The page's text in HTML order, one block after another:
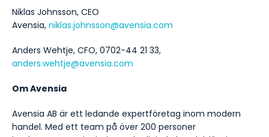
Niklas Johnsson, CEO
Avensia, niklas.johnsson@avensia.com
Anders Wehtje, CFO, 0702-44 21 33,
anders.wehtje@avensia.com
Om Avensia
Avensia AB är ett ledande expertföretag inom modern
handel. Med ett team på över 200 personer